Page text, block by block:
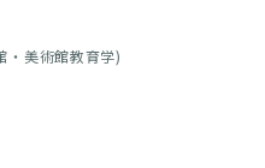
・美術館教育学)